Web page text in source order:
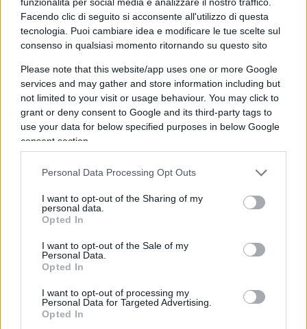
Facendo clic di seguito si acconsente all'utilizzo di questa
tecnologia. Puoi cambiare idea e modificare le tue scelte sul
consenso in qualsiasi momento ritornando su questo sito
Please note that this website/app uses one or more Google
services and may gather and store information including but
not limited to your visit or usage behaviour. You may click to
grant or deny consent to Google and its third-party tags to
use your data for below specified purposes in below Google
consent section.
Personal Data Processing Opt Outs
I want to opt-out of the Sharing of my
personal data.
Opted In
I want to opt-out of the Sale of my
Personal Data.
Opted In
I want to opt-out of processing my
Personal Data for Targeted Advertising.
Opted In
2 Giugno 2023, 12:07
nicolaporro.it
alle aziende
di Antonino Papa
17 Febbraio 2023, 9:37